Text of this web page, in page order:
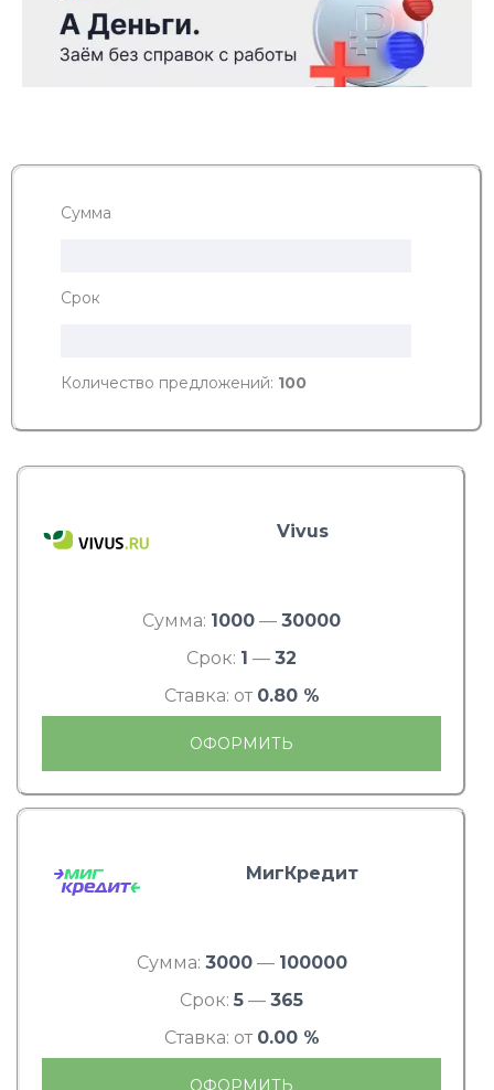
Сумма
Срок
Количество предложений: 100
Vivus
Сумма: 1000 — 30000
Срок: 1 — 32
Ставка: от 0.80 %
ОФОРМИТЬ
МигКредит
Сумма: 3000— 100000
Срок: 5 — 365
Ставка: от 0.00 %
ОФОРМИТЬ